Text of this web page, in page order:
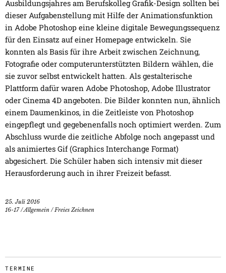
Ausbildungsjahres am Berufskolleg Grafik-Design sollten bei
dieser Aufgabenstellung mit Hilfe der Animationsfunktion
in Adobe Photoshop eine kleine digitale Bewegungssequenz
für den Einsatz auf einer Homepage entwickeln. Sie
konnten als Basis für ihre Arbeit zwischen Zeichnung,
Fotografie oder computerunterstützten Bildern wählen, die
sie zuvor selbst entwickelt hatten. Als gestalterische
Plattform dafür waren Adobe Photoshop, Adobe Illustrator
oder Cinema 4D angeboten. Die Bilder konnten nun, ähnlich
einem Daumenkinos, in die Zeitleiste von Photoshop
eingepflegt und gegebenenfalls noch optimiert werden. Zum
Abschluss wurde die zeitliche Abfolge noch angepasst und
als animiertes Gif (Graphics Interchange Format)
abgesichert. Die Schüler haben sich intensiv mit dieser
Herausforderung auch in ihrer Freizeit befasst.
25. Juli 2016
16-17/Allgemein /Freies Zeichnen
TERMINE